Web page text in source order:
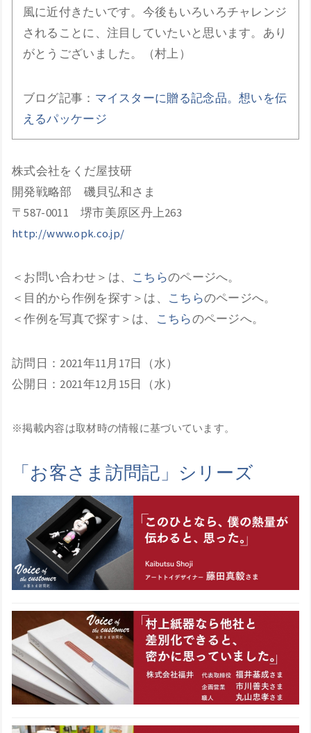
風に近付きたいです。今後もいろいろチャレンジ
されることに、注目していたいと思います。あり
がとうございました。（村上）
ブログ記事： マイスターに贈る記念品。想いを伝
えるパッケージ
株式会社をくだ屋技研
開発戦略部 磯貝弘和さま
〒587-0011 堺市美原区丹上263
http://www.opk.co.jp/
＜お問い合わせ＞は、 こちらのページへ。
＜目的から作例を探す＞は、 こちらのページへ。
＜作例を写真で探す＞は、
こちらのページへ。
訪問日：2021年11月17日（水）
公開日：2021年12月15日（水）
※掲載内容は取材時の情報に基づいています。
「お客さま訪問記」シリーズ